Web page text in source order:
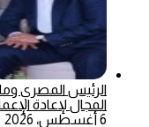
الرئيس المصري
المجال لإعادة
6 أغسطس، 2026